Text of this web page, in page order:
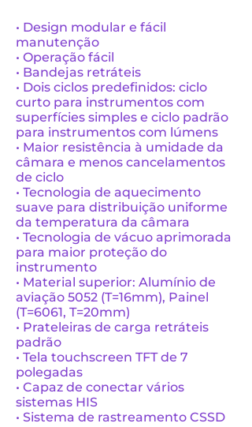
• Design modular e fácil
manutenção
• Operação fácil
• Bandejas retráteis
• Dois ciclos predefinidos: ciclo
curto para instrumentos com
superfícies simples e ciclo padrão
para instrumentos com lúmens
• Maior resistência à umidade da
câmara e menos cancelamentos
de ciclo
• Tecnologia de aquecimento
suave para distribuição uniforme
da temperatura da câmara
• Tecnologia de vácuo aprimorada
para maior proteção do
instrumento
• Material superior: Alumínio de
aviação 5052 (T=16mm), Painel
(T=6061, T=20mm)
• Prateleiras de carga retráteis
padrão
• Tela touchscreen TFT de 7
polegadas
• Capaz de conectar vários
sistemas HIS
• Sistema de rastreamento CSSD